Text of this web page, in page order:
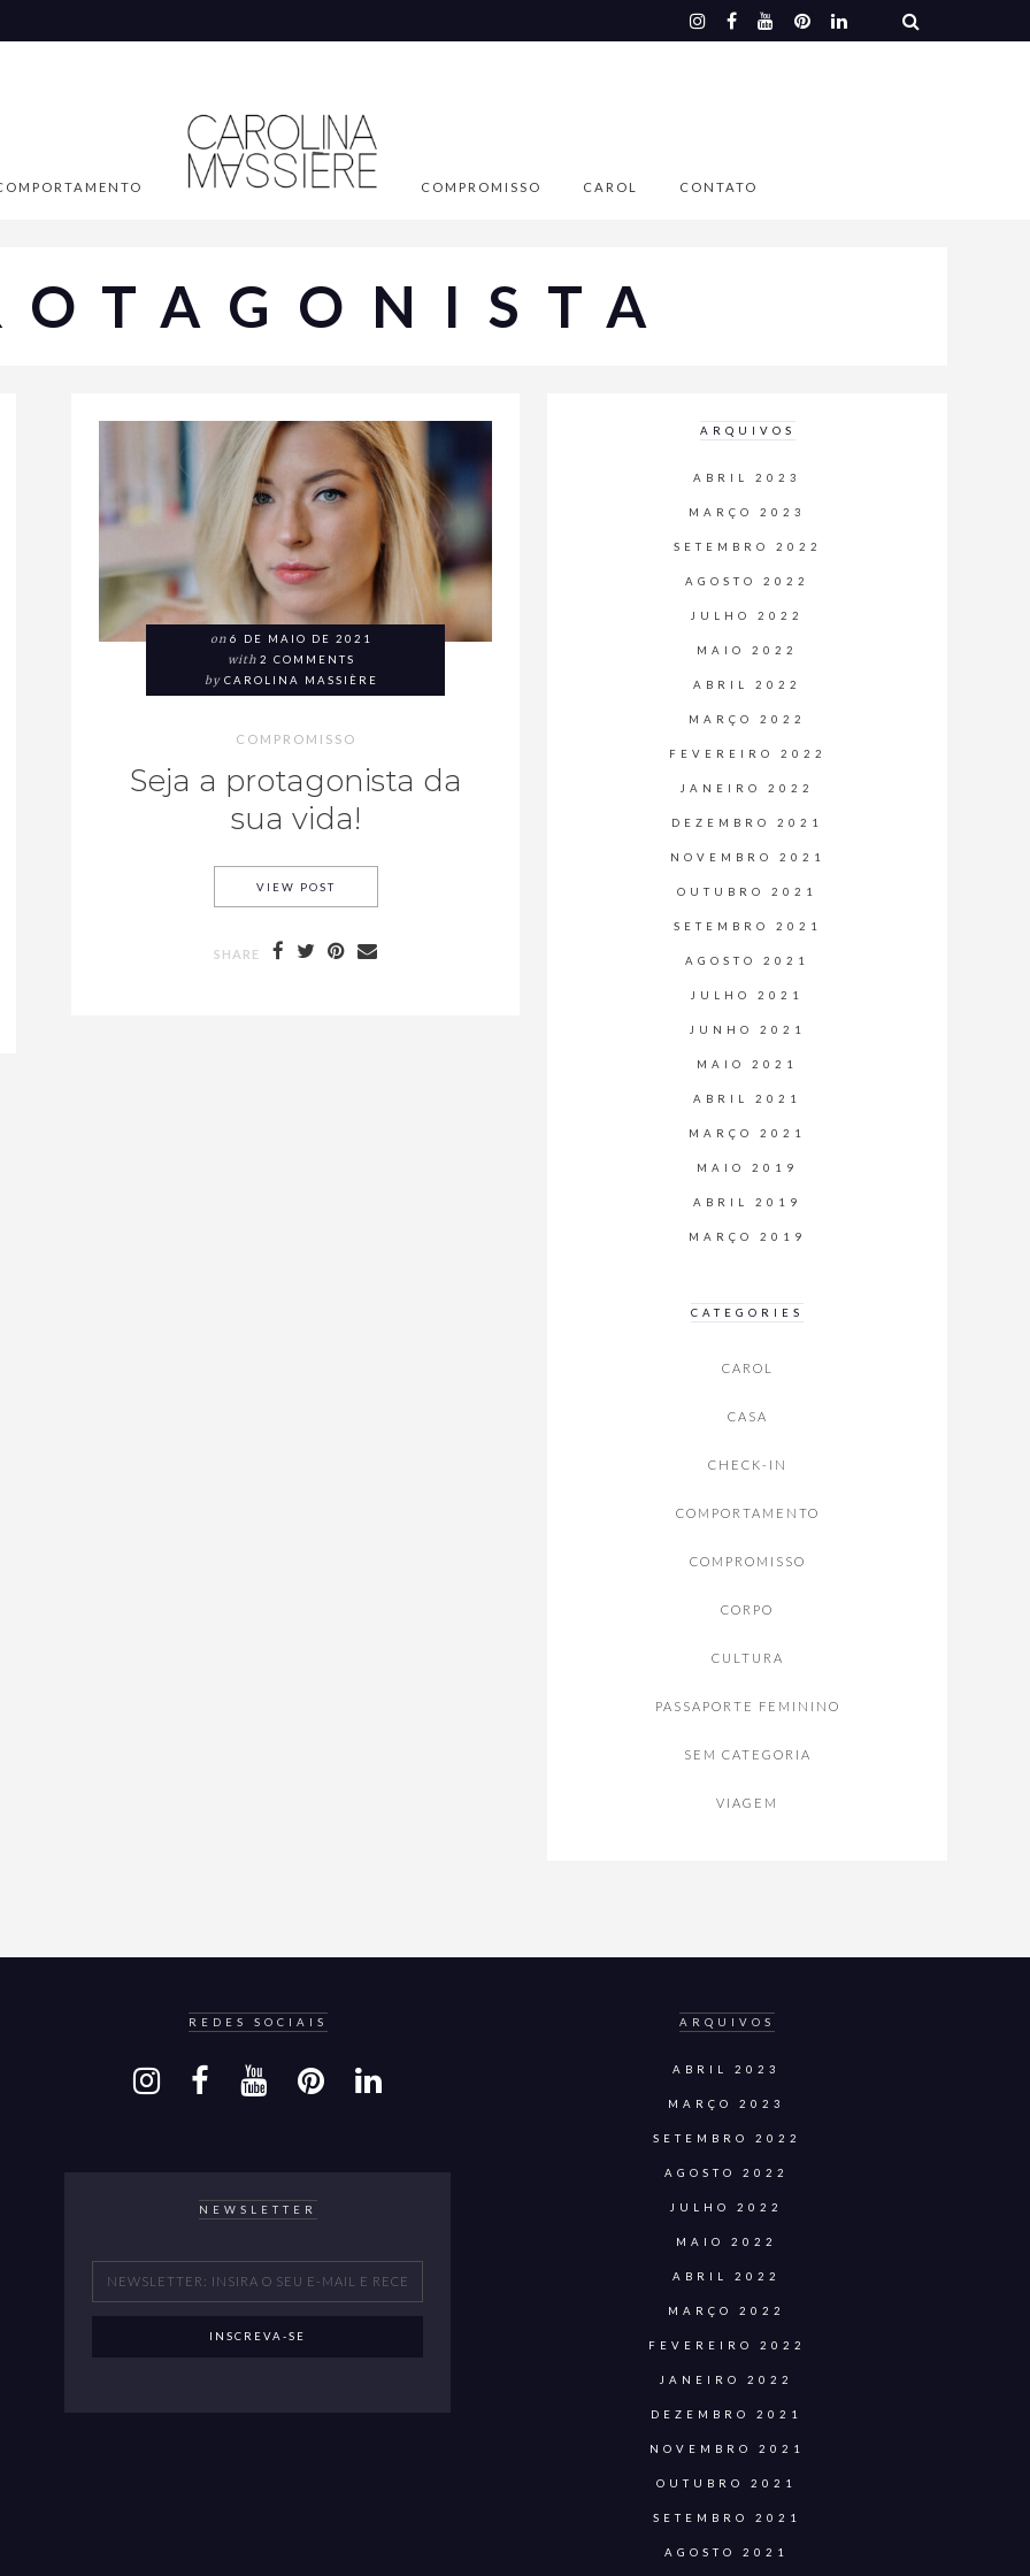
COMPROMISSO CAROL CONTATO
on6 DE MAIO DE 2021
with2 COMMENTS
byCAROLINA MASSIÈRE
COMPROMISSO
Seja a protagonista da
sua vida!
VIEW POST
SHARE
ARQUIVOS
ABRIL 2023
MARÇO 2023
SETEMBRO 2022
AGOSTO 2022
JULHO 2022
MAIO 2022
ABRIL 2022
MARÇO 2022
FEVEREIRO 2022
JANEIRO 2022
DEZEMBRO 2021
NOVEMBRO 2021
OUTUBRO 2021
SETEMBRO 2021
AGOSTO 2021
JULHO 2021
JUNHO 2021
MAIO 2021
ABRIL 2021
MARÇO 2021
MAIO 2019
ABRIL 2019
MARÇO 2019
CATEGORIES
CAROL
CASA
CHECK-IN
COMPORTAMENTO
COMPROMISSO
CORPO
CULTURA
PASSAPORTE FEMININO
SEM CATEGORIA
VIAGEM
REDES SOCIAIS
NEWSLETTER
ARQUIVOS
ABRIL 2023
MARÇO 2023
SETEMBRO 2022
AGOSTO 2022
JULHO 2022
MAIO 2022
ABRIL 2022
MARÇO 2022
FEVEREIRO 2022
JANEIRO 2022
DEZEMBRO 2021
NOVEMBRO 2021
OUTUBRO 2021
SETEMBRO 2021
AGOSTO 2021